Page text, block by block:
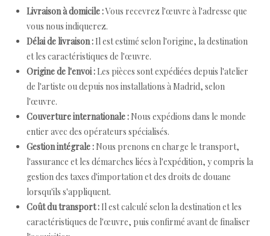
Livraison à domicile :Vous recevrez l'œuvre à l'adresse que
vous nous indiquerez.
Délai de livraison : Il est estimé selon l'origine, la destination
et les caractéristiques de l'œuvre.
Origine de l'envoi : Les pièces sont expédiées depuis l'atelier
de l'artiste ou depuis nos installations à Madrid, selon
l'œuvre.
Couverture internationale : Nous expédions dans le monde
entier avec des opérateurs spécialisés.
Gestion intégrale : Nous prenons en charge le transport,
l'assurance et les démarches liées à l'expédition, y compris la
gestion des taxes d'importation et des droits de douane
lorsqu'ils s'appliquent.
Coût du transport : Il est calculé selon la destination et les
caractéristiques de l'œuvre, puis confirmé avant de finaliser